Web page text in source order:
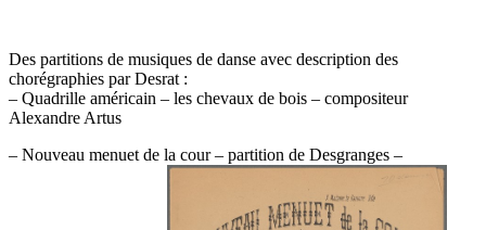
Des partitions de musiques de danse avec description des
chorégraphies par Desrat :
– Quadrille américain – les chevaux de bois – compositeur
Alexandre Artus
– Nouveau menuet de la cour – partition de Desgranges –